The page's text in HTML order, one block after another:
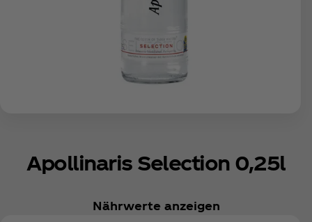
Apollinaris Selection 0,25l
Nährwerte anzeigen